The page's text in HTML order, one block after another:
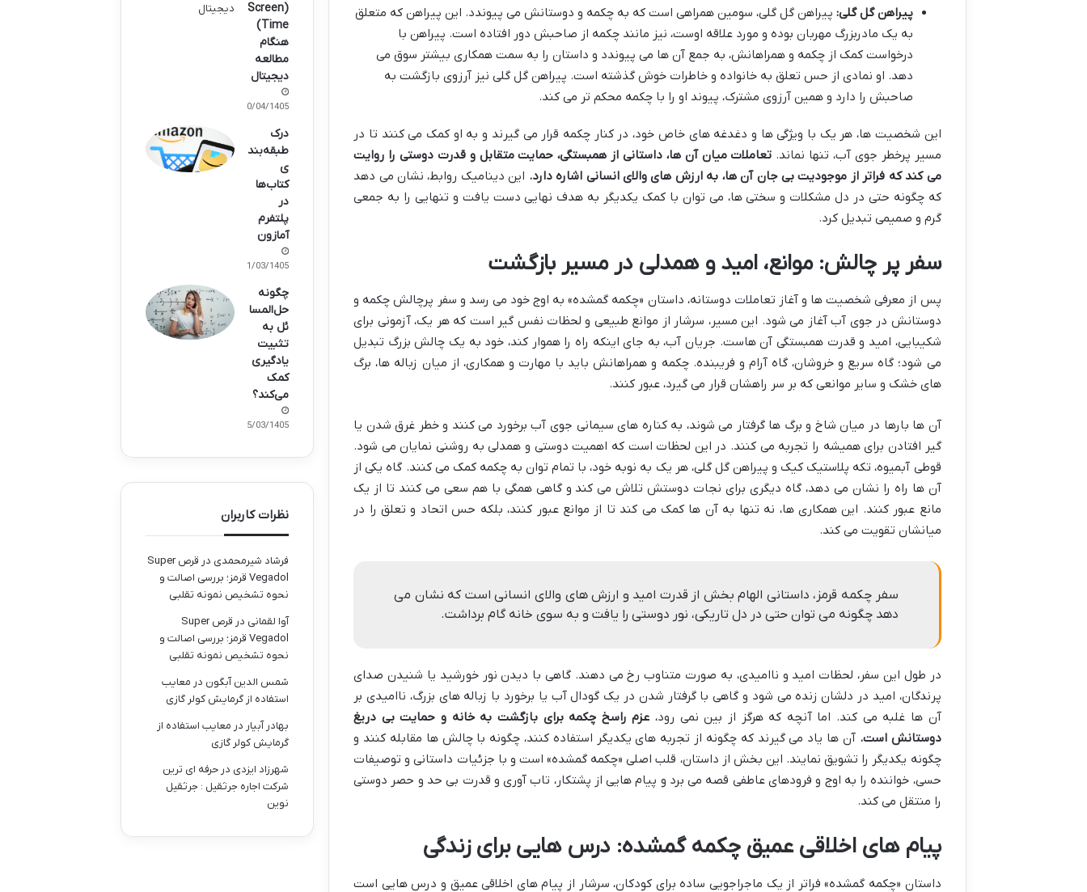
پیراهن گل گلی: پیراهن گل گلی، سومین همراهی است که به چکمه و دوستانش می پیوندد. این پیراهن که متعلق
به یک مادربزرگ مهربان بوده و مورد علاقه اوست، نیز مانند چکمه از صاحبش دور افتاده است. پیراهن با
درخواست کمک از چکمه و همراهانش، به جمع آن ها می پیوندد و داستان را به سمت همکاری بیشتر سوق می
دهد. او نمادی از حس تعلق به خانواده و خاطرات خوش گذشته است. پیراهن گل گلی نیز آرزوی بازگشت به
صاحبش را دارد و همین آرزوی مشترک، پیوند او را با چکمه محکم تر می کند.
این شخصیت ها، هر یک با ویژگی ها و دغدغه های خاص خود، در کنار چکمه قرار می گیرند و به او کمک می کنند تا در
مسیر پرخطر جوی آب، تنها نماند. تعاملات میان آن ها، داستانی از همبستگی، حمایت متقابل و قدرت دوستی را روایت
می کند که فراتر از موجودیت بی جان آن ها، به ارزش های والای انسانی اشاره دارد. این دینامیک روابط، نشان می دهد
که چگونه حتی در دل مشکلات و سختی ها، می توان با کمک یکدیگر به هدف نهایی دست یافت و تنهایی را به جمعی
گرم و صمیمی تبدیل کرد.
سفر پر چالش: موانع، امید و همدلی در مسیر بازگشت
پس از معرفی شخصیت ها و آغاز تعاملات دوستانه، داستان «چکمه گمشده» به اوج خود می رسد و سفر پرچالش چکمه و
دوستانش در جوی آب آغاز می شود. این مسیر، سرشار از موانع طبیعی و لحظات نفس گیر است که هر یک، آزمونی برای
شکیبایی، امید و قدرت همبستگی آن هاست. جریان آب، به جای اینکه راه را هموار کند، خود به یک چالش بزرگ تبدیل
می شود؛ گاه سریع و خروشان، گاه آرام و فریبنده. چکمه و همراهانش باید با مهارت و همکاری، از میان زباله ها، برگ
های خشک و سایر موانعی که بر سر راهشان قرار می گیرد، عبور کنند.
آن ها بارها در میان شاخ و برگ ها گرفتار می شوند، به کناره های سیمانی جوی آب برخورد می کنند و خطر غرق شدن یا
گیر افتادن برای همیشه را تجربه می کنند. در این لحظات است که اهمیت دوستی و همدلی به روشنی نمایان می شود.
قوطی آبمیوه، تکه پلاستیک کیک و پیراهن گل گلی، هر یک به نوبه خود، با تمام توان به چکمه کمک می کنند. گاه یکی از
آن ها راه را نشان می دهد، گاه دیگری برای نجات دوستش تلاش می کند و گاهی همگی با هم سعی می کنند تا از یک
مانع عبور کنند. این همکاری ها، نه تنها به آن ها کمک می کند تا از موانع عبور کنند، بلکه حس اتحاد و تعلق را در
میانشان تقویت می کند.
سفر چکمه قرمز، داستانی الهام بخش از قدرت امید و ارزش های والای انسانی است که نشان می
دهد چگونه می توان حتی در دل تاریکی، نور دوستی را یافت و به سوی خانه گام برداشت.
در طول این سفر، لحظات امید و ناامیدی، به صورت متناوب رخ می دهند. گاهی با دیدن نور خورشید یا شنیدن صدای
پرندگان، امید در دلشان زنده می شود و گاهی با گرفتار شدن در یک گودال آب یا برخورد با زباله های بزرگ، ناامیدی بر
آن ها غلبه می کند. اما آنچه که هرگز از بین نمی رود، عزم راسخ چکمه برای بازگشت به خانه و حمایت بی دریغ
دوستانش است. آن ها یاد می گیرند که چگونه از تجربه های یکدیگر استفاده کنند، چگونه با چالش ها مقابله کنند و
چگونه یکدیگر را تشویق نمایند. این بخش از داستان، قلب اصلی «چکمه گمشده» است و با جزئیات داستانی و توصیفات
حسی، خواننده را به اوج و فرودهای عاطفی قصه می برد و پیام هایی از پشتکار، تاب آوری و قدرت بی حد و حصر دوستی
را منتقل می کند.
پیام های اخلاقی عمیق چکمه گمشده: درس هایی برای زندگی
داستان «چکمه گمشده» فراتر از یک ماجراجویی ساده برای کودکان، سرشار از پیام های اخلاقی عمیق و درس هایی است
(Screen
Time)
هنگام
مطالعه
دیجیتال
10/04/1405
درک
طبقه‌بند
ی
کتاب‌ها
در
پلتفرم
آمازون
21/03/1405
چگونه
حل‌المسا
ئل به
تثبیت
یادگیری
کمک
می‌کند؟
15/03/1405
نظرات کاربران
فرشاد شیرمحمدی در
قرص Super
Vegadol قرمز؛ بررسی اصالت و
نحوه تشخیص نمونه تقلبی
آوا لقمانی در
قرص Super
Vegadol قرمز؛ بررسی اصالت و
نحوه تشخیص نمونه تقلبی
شمس الدین آبگون در معایب
استفاده از گرمایش کولر گازی
بهادر آبیار در معایب استفاده از
گرمایش کولر گازی
شهرزاد ایزدی در حرفه ای ترین
شرکت اجاره جرثقیل : جرثقیل
نوین